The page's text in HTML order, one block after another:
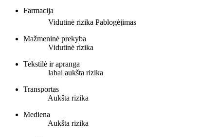
Farmacija
Vidutinė rizika Pablogėjimas
Mažmeninė prekyba
Vidutinė rizika
Tekstilė ir apranga
labai aukšta rizika
Transportas
Aukšta rizika
Mediena
Aukšta rizika